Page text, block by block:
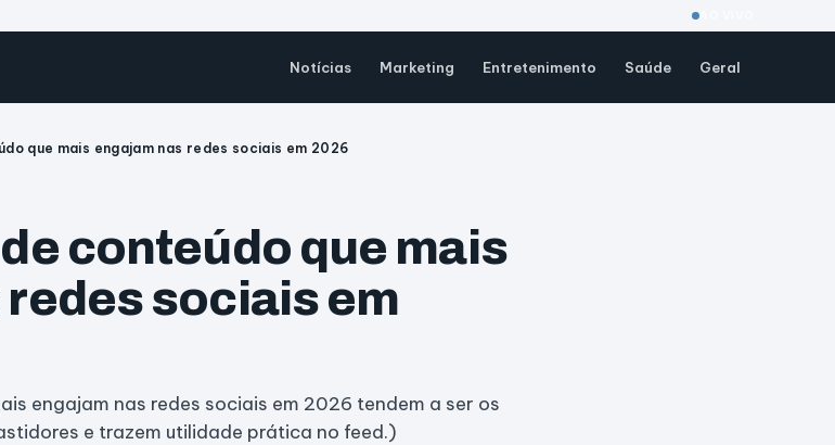
Notícias Marketing Entretenimento Saúde Geral
que mais engajam nas redes sociais em 2026
conteúdo que mais
sociais em
engajam nas redes sociais em 2026 tendem a ser os
e trazem utilidade prática no feed.)